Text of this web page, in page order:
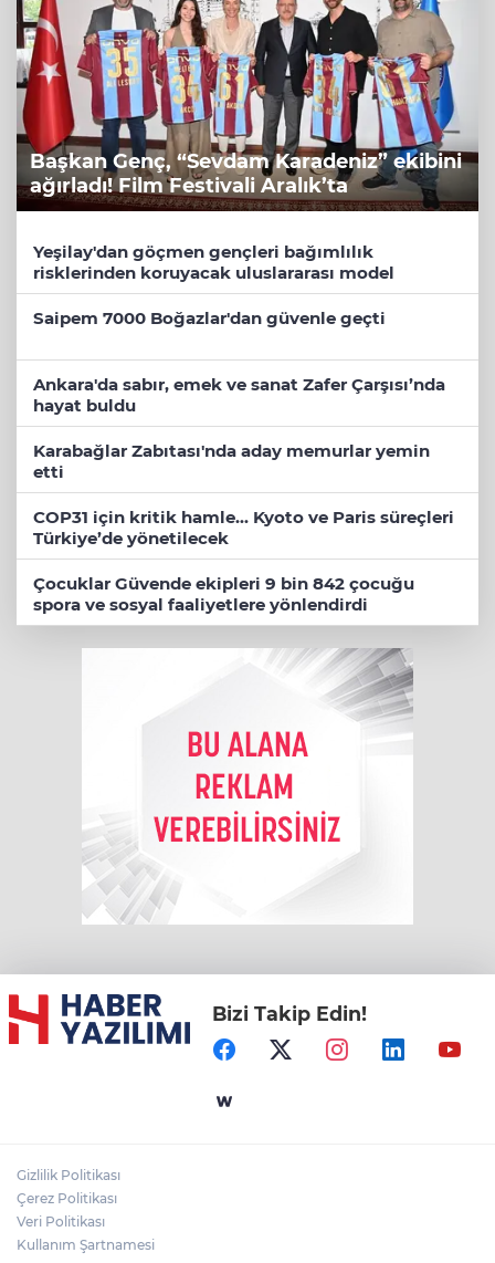
Başkan Genç, “Sevdam Karadeniz” ekibini
ağırladı! Film Festivali Aralık’ta
Yeşilay'dan göçmen gençleri bağımlılık
risklerinden koruyacak uluslararası model
Saipem 7000 Boğazlar'dan güvenle geçti
Ankara'da sabır, emek ve sanat Zafer Çarşısı’nda
hayat buldu
Karabağlar Zabıtası'nda aday memurlar yemin
etti
COP31 için kritik hamle... Kyoto ve Paris süreçleri
Türkiye’de yönetilecek
Çocuklar Güvende ekipleri 9 bin 842 çocuğu
spora ve sosyal faaliyetlere yönlendirdi
Bizi Takip Edin!
Gizlilik Politikası
Çerez Politikası
Veri Politikası
Kullanım Şartnamesi